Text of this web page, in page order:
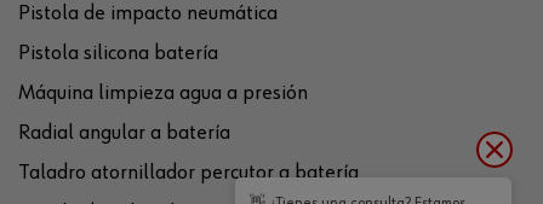
Pistola de impacto neumática
Pistola silicona batería
Máquina limpieza agua a presión
Radial angular a batería
Taladro atornillador percutor a batería